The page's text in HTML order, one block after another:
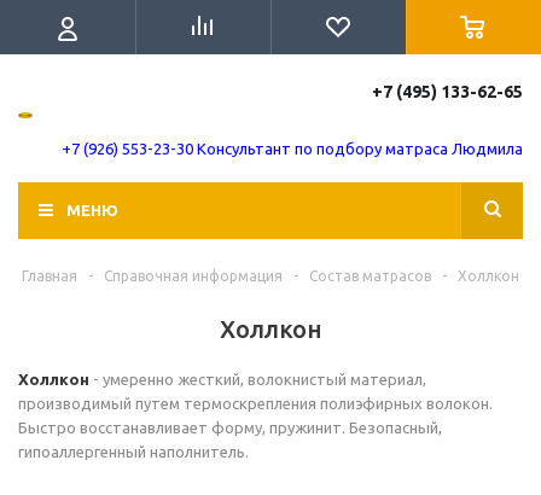
+7 (495) 133-62-65
+7 (926) 553-23-30 Консультант по подбору матраса Людмила
МЕНЮ
Главная - Справочная информация - Состав матрасов - Холлкон
Холлкон
Холлкон - умеренно жесткий, волокнистый материал,
производимый путем термоскрепления полиэфирных волокон.
Быстро восстанавливает форму, пружинит. Безопасный,
гипоаллергенный наполнитель.